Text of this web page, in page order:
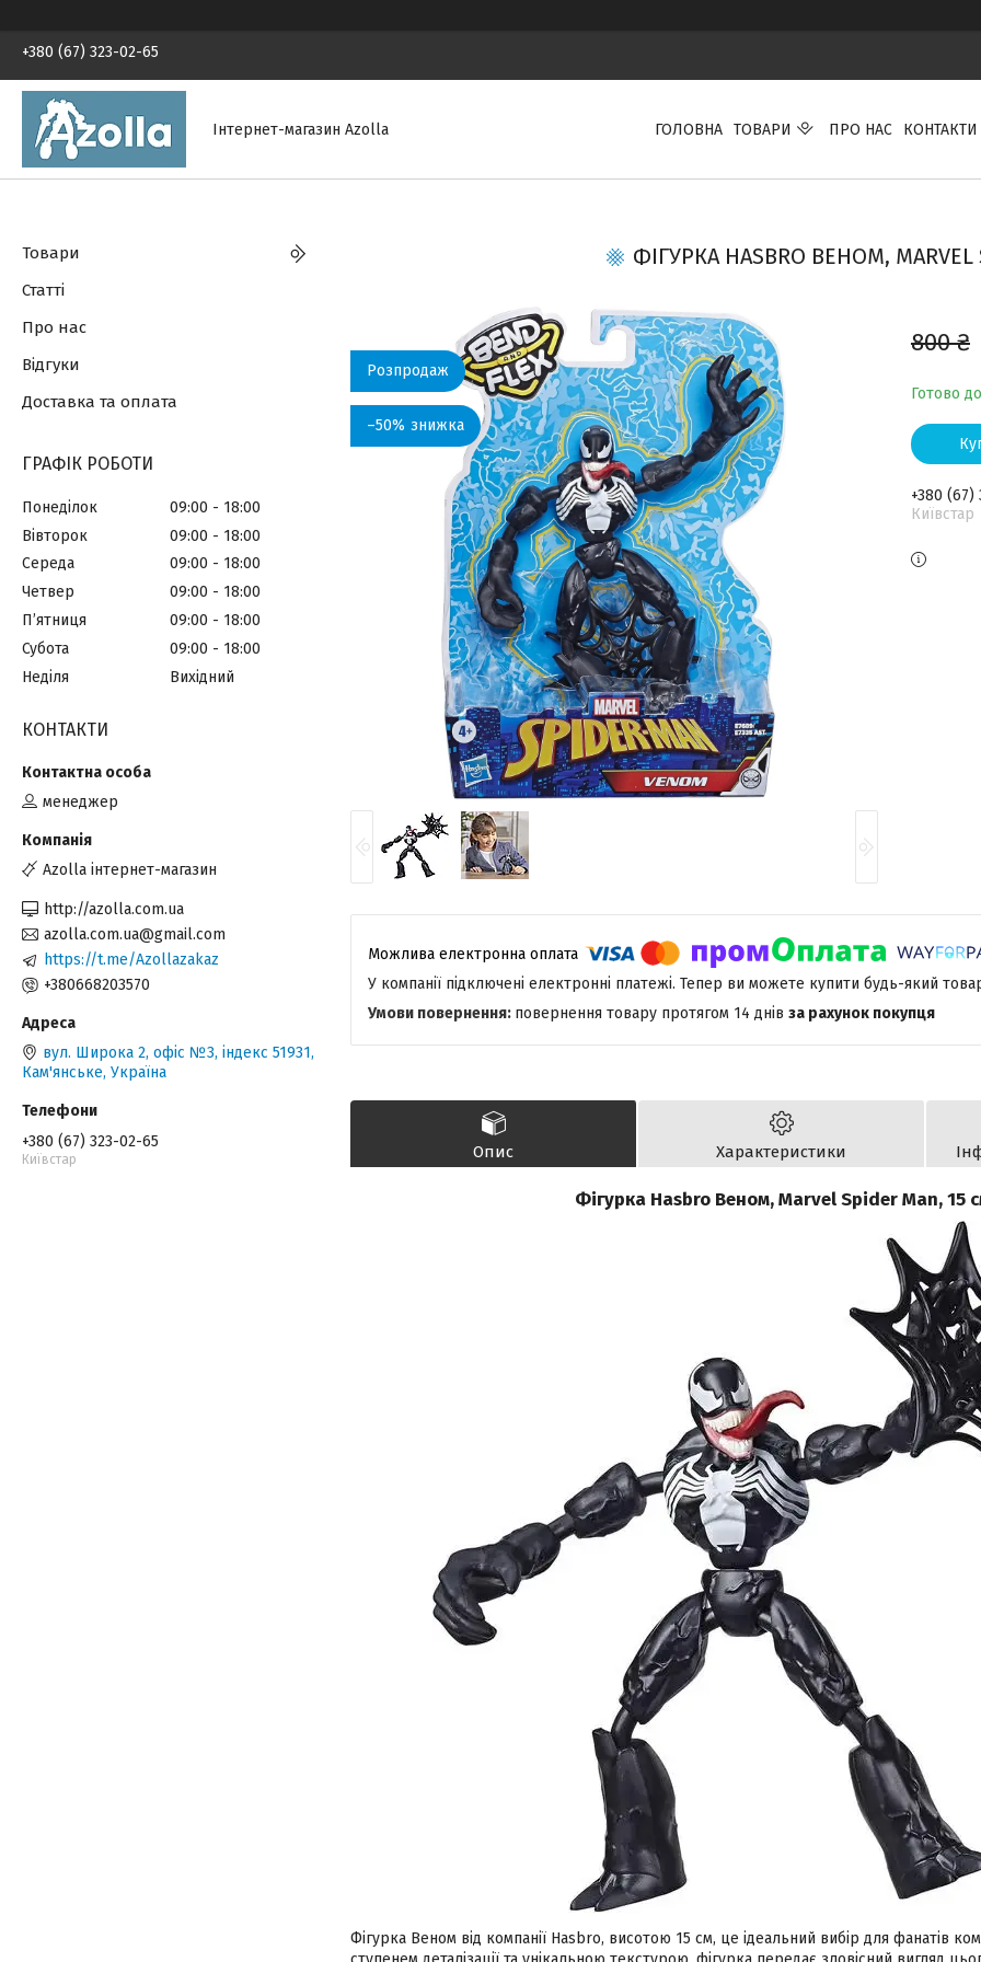
+380 (67) 323-02-65
Інтернет-магазин Azolla ГОЛОВНА ТОВАРИ ПРО НАС КОНТАКТИ
ФІГУРКА HASBRO ВЕНОМ, MARVEL
Розпродаж
–50%
800 ₴
Готово
+380 (67)
Київстар
У компанії підключені електронні платежі. Тепер ви можете купити будь-який
повернення товару протягом 14 днів за рахунок покупця
Опис Характеристики
Фігурка Hasbro Веном, Marvel Spider Man, 15
Фігурка Веном від компанії Hasbro, висотою 15 см, це ідеальний вибір для фанатів
Товари
Статті
Про нас
Відгуки
Доставка та оплата
ГРАФІК РОБОТИ
Понеділок 09:00
18:00
Вівторок
09:00
18:00
Середа
09:00
18:00
Четвер
09:00
18:00
Пʼятниця
09:00
18:00
Субота
09:00
18:00
Неділя
Вихідний
КОНТАКТИ
менеджер
Azolla інтернет-магазин
http://azolla.com.ua
azolla.com.ua@gmail.com
https://t.me/Azollazakaz
+380668203570
вул. Широка 2, офіс №3, індекс 51931,
Кам'янське, Україна
+380 (67) 323-02-65
Київстар